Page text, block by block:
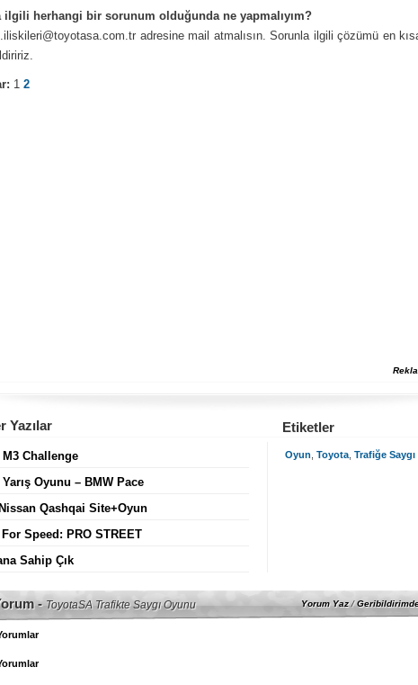
ilgili herhangi bir sorunum olduğunda ne yapmalıyım?
adresine mail atmalısın. Sorunla ilgili çözümü en
1 2
Yazılar Etiketler
M3 Challenge
Yarış Oyunu – BMW Pace
Qashqai Site+Oyun
For Speed: PRO STREET
Sahip Çık
Oyun Toyota Trafiğe Saygı
-ToyotaSA Trafikte Saygı Oyunu Yorum Yaz/